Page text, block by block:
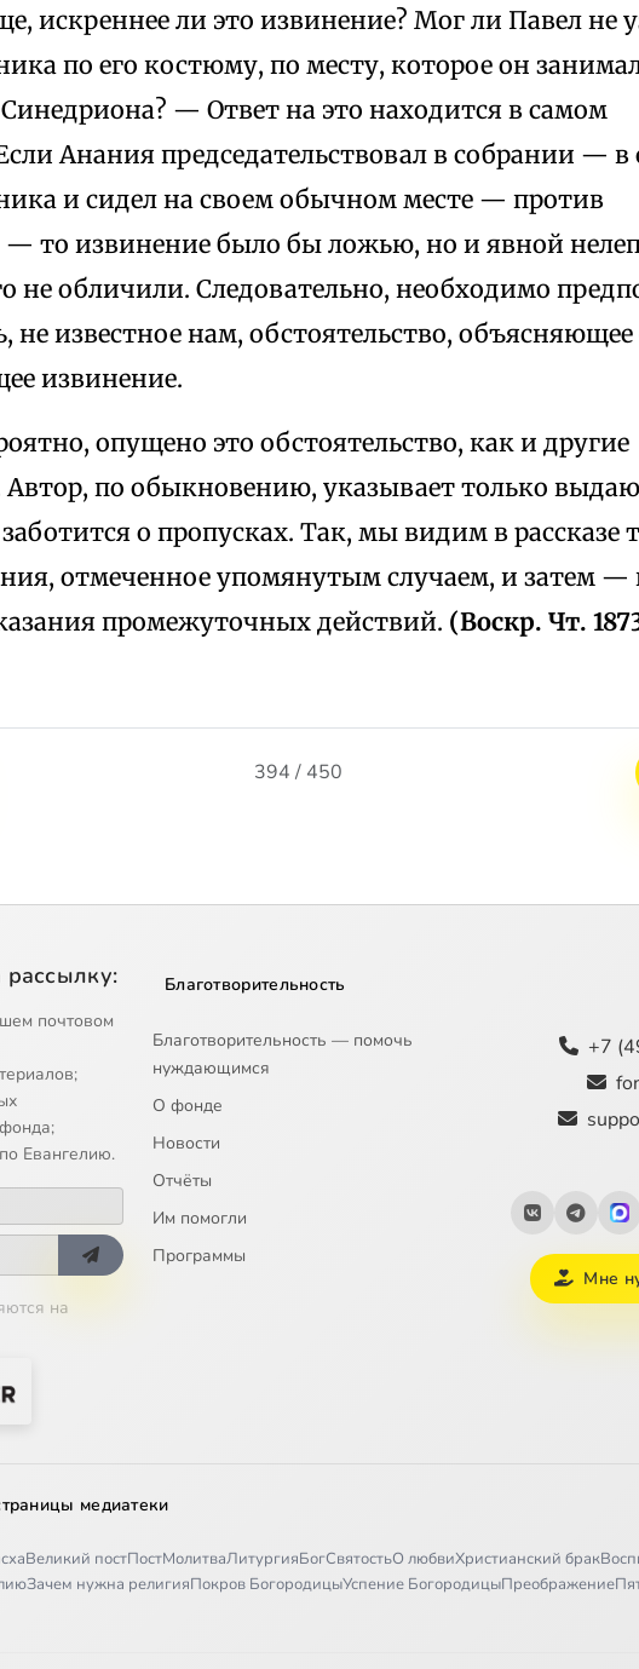
искреннее ли это извинение? Мог ли Павел не
по его костюму, по месту, которое он
Синедриона? — Ответ на это находится в самом
Анания председательствовал в собрании — в
и сидел на своем обычном месте — против
— то извинение было бы ложью, но и явной
не обличили. Следовательно, необходимо
не известное нам, обстоятельство,
извинение.
опущено это обстоятельство, как и другие
Автор, по обыкновению, указывает только
о пропусках. Так, мы видим в рассказе
отмеченное упомянутым случаем, и затем —
промежуточных действий. (Воскр. Чт.
394 / 450
рассылку:
почтовом
Евангелию.
на
Благотворительность
Благотворительность — помочь
нуждающимся
О фонде
Новости
Отчёты
Им помогли
Программы
+7
Мне
медиатеки
Великий постПостМолитваЛитургияБогСвятостьО любвиХристианский брак
Зачем нужна религияПокров БогородицыУспение БогородицыПреображение